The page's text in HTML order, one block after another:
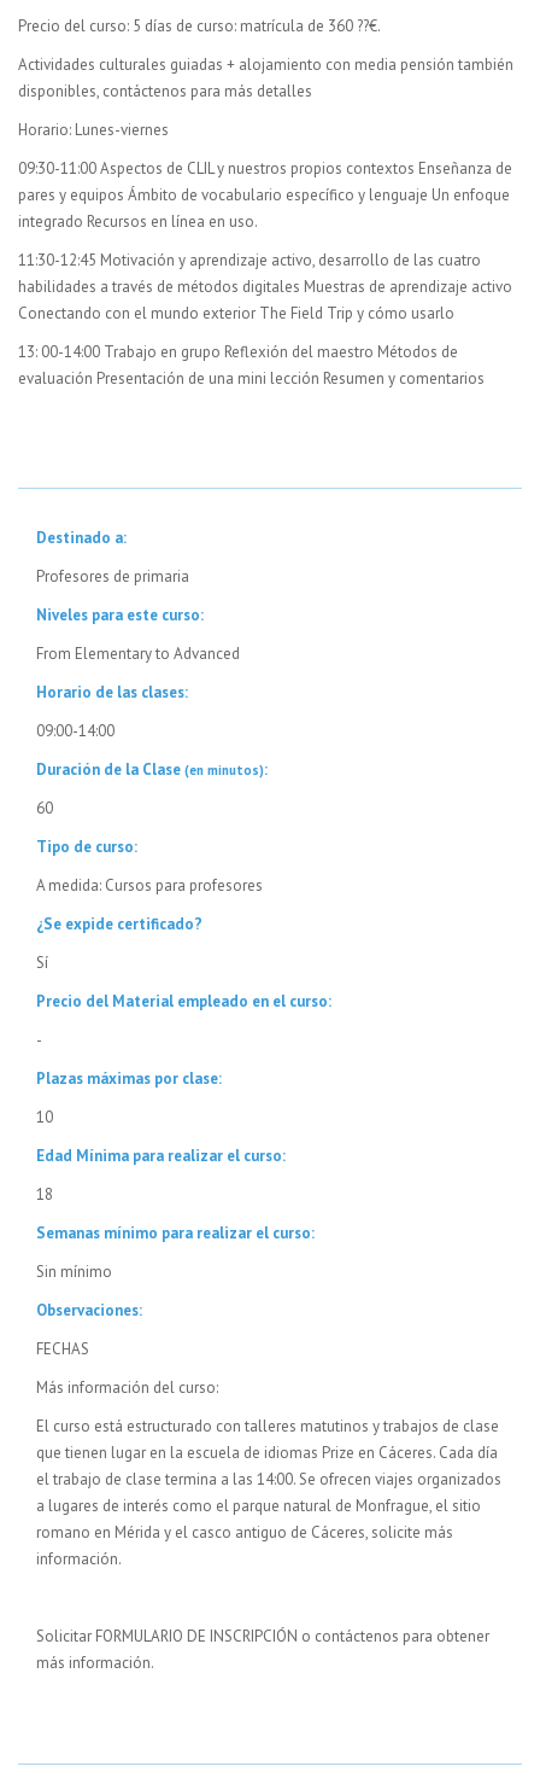
Precio del curso: 5 días de curso: matrícula de 360 ??€.
Actividades culturales guiadas + alojamiento con media pensión también
disponibles, contáctenos para más detalles
Horario: Lunes-viernes
09:30-11:00 Aspectos de CLIL y nuestros propios contextos Enseñanza de
pares y equipos Ámbito de vocabulario específico y lenguaje Un enfoque
integrado Recursos en línea en uso.
11:30-12:45 Motivación y aprendizaje activo, desarrollo de las cuatro
habilidades a través de métodos digitales Muestras de aprendizaje activo
Conectando con el mundo exterior The Field Trip y cómo usarlo
13: 00-14:00 Trabajo en grupo Reflexión del maestro Métodos de
evaluación Presentación de una mini lección Resumen y comentarios
Destinado a:
Profesores de primaria
Niveles para este curso:
From Elementary to Advanced
Horario de las clases:
09:00-14:00
Duración de la Clase (en minutos):
60
Tipo de curso:
A medida: Cursos para profesores
¿Se expide certificado?
Sí
Precio del Material empleado en el curso:
-
Plazas máximas por clase:
10
Edad Mínima para realizar el curso:
18
Semanas mínimo para realizar el curso:
Sin mínimo
Observaciones:
FECHAS
Más información del curso:
El curso está estructurado con talleres matutinos y trabajos de clase
que tienen lugar en la escuela de idiomas Prize en Cáceres. Cada día
el trabajo de clase termina a las 14:00. Se ofrecen viajes organizados
a lugares de interés como el parque natural de Monfrague, el sitio
romano en Mérida y el casco antiguo de Cáceres, solicite más
información.
Solicitar FORMULARIO DE INSCRIPCIÓN o contáctenos para obtener
más información.